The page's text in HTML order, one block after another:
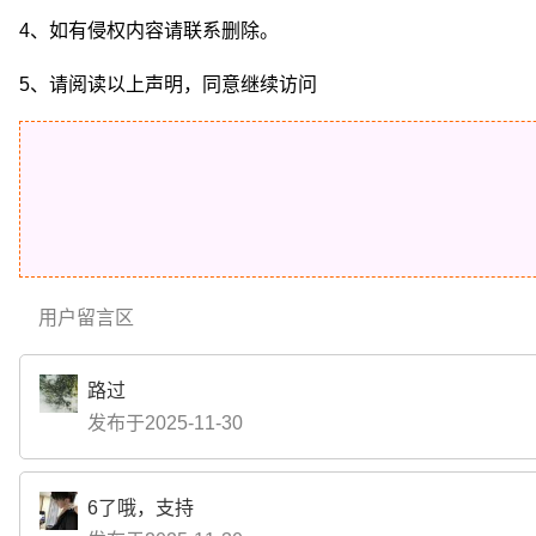
4、如有侵权内容请联系删除。
5、请阅读以上声明，同意继续访问
用户留言区
路过
发布于2025-11-30
6了哦，支持